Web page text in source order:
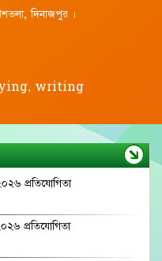
দিনাজপুর ।
writing
প্রতিযোগিতা
প্রতিযোগিতা